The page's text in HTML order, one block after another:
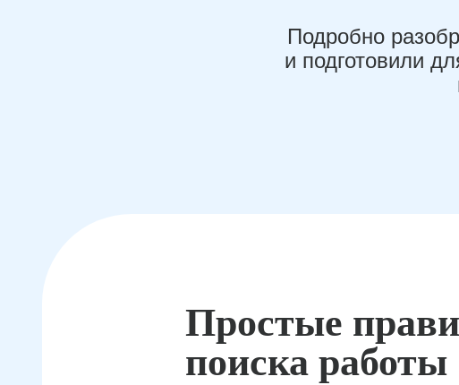
Подробно
и подготовили
Простые
поиска работы